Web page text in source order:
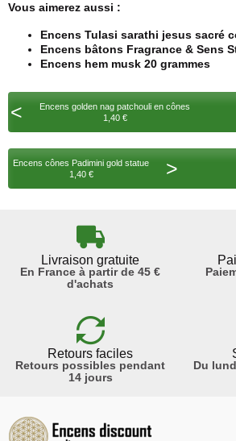
Vous aimerez aussi :
Encens Tulasi sarathi jesus sacré
Encens bâtons Fragrance & Sens
Encens hem musk 20 grammes
<
Encens golden nag patchouli en cônes
1,40 €
Encens cônes Padimini gold statue
1,40 €
>
Livraison gratuite
En France à partir de 45 €
d'achats
Retours faciles
Retours possibles pendant
14 jours
Du